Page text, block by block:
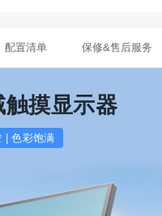
配置清单 保修&售后服务
摸显示器
| 色彩饱满